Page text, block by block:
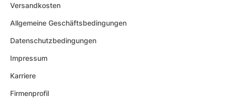
Versandkosten
Allgemeine Geschäftsbedingungen
Datenschutzbedingungen
Impressum
Karriere
Firmenprofil